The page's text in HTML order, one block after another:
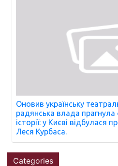
Оновив українську
радянська влада прагнула
історії: у Києві відбулася
Леся Курбаса.
Categories